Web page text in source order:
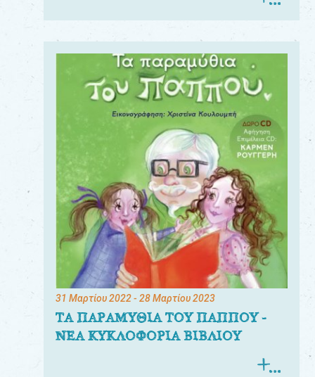
31 Μαρτίου 2022- 28 Μαρτίου 2023
ΤΑ ΠΑΡΑΜΥΘΙΑ ΤΟΥ ΠΑΠΠΟΥ -
ΝΕΑ ΚΥΚΛΟΦΟΡΙΑ ΒΙΒΛΙΟΥ